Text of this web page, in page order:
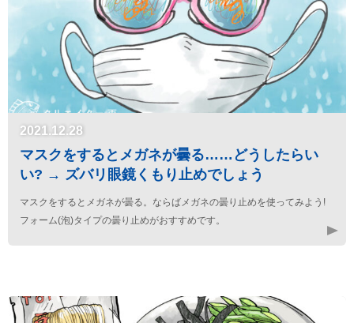
2021.12.28
マスクをするとメガネが曇る……どうしたらい
い? → ズバリ眼鏡くもり止めでしょう
マスクをするとメガネが曇る。ならばメガネの曇り止めを使ってみよう!
フォーム(泡)タイプの曇り止めがおすすめです。